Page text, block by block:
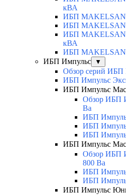
кВА
ИБП MAKELSAN
ИБП MAKELSAN
ИБП MAKELSAN
кВА
ИБП MAKELSAN
ИБП Импульс
▼
Обзор серий ИБП
ИБП Импульс
ИБП Импульс
Обзор ИБП
Ва
ИБП
ИБП
ИБП
ИБП Импульс
Обзор ИБП
800 Ва
ИБП
ИБП
ИБП Импульс